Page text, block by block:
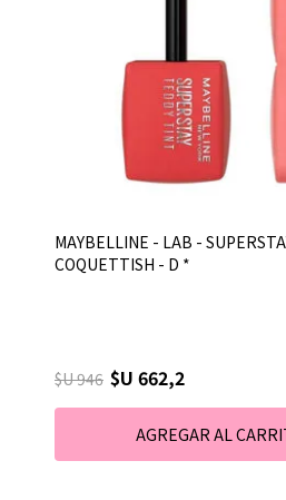
MAYBELLINE - LAB -
COQUETTISH - D *
$U 946 $U 662,2